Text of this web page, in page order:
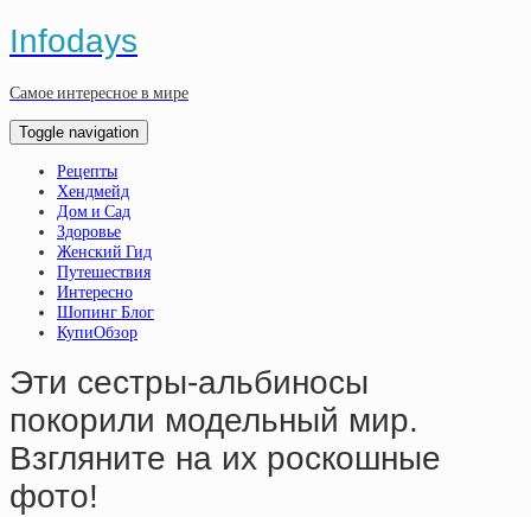
Infodays
Самое интересное в мире
Toggle navigation
Рецепты
Хендмейд
Дом и Сад
Здоровье
Женский Гид
Путешествия
Интересно
Шопинг Блог
КупиОбзор
Эти сестры-альбиносы
покорили модельный мир.
Взгляните на их роскошные
фото!